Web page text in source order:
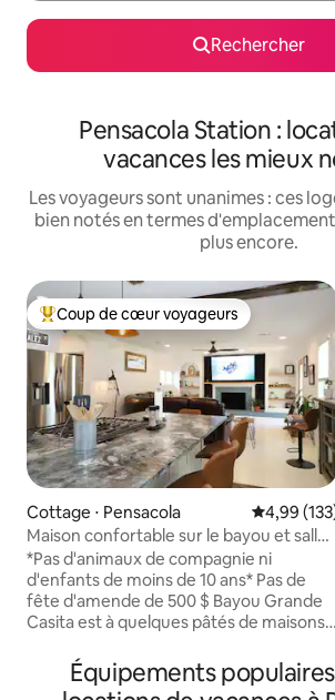
Rechercher
Pensacola Station :
vacances les mieux
Les voyageurs sont unanimes : ces
bien notés en termes
plus encore.
Coups de cœur voyageurs les plus
Coup de cœur voyageurs
Cottage ⋅ Pensacola
4,99
Maison confortable sur le bayou et salle
de jeux près des plages de
NAS Downtown
*Pas d'animaux de compagnie ni
d'enfants de moins de 10 ans* Pas de
fête d'amende de 500 $ Bayou Grande
Casita est à quelques pâtés de maisons
luxuriants et canapé, et salle de jeux
avec ping-pong et fléchettes. Prenez les
Équipements